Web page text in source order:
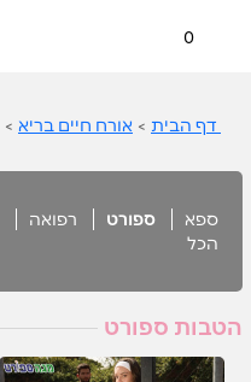
0
דף הבית > אורח חיים בריא >
ספא ספורט רפואה
הכל
הטבות ספורט